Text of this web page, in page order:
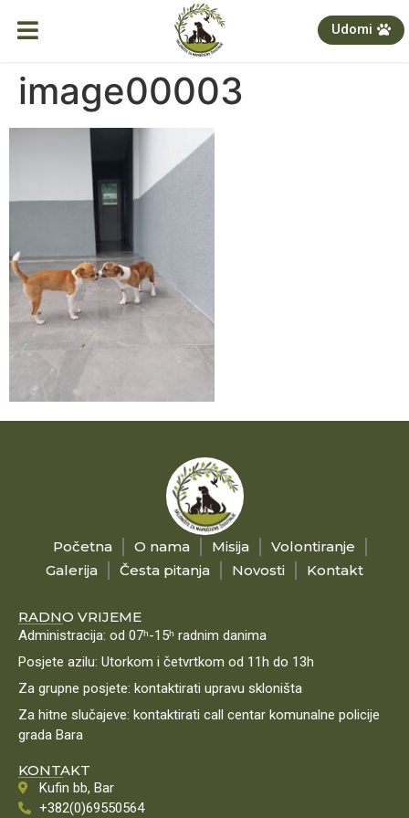
Udomi
image00003
Početna O nama Misija
Volontiranje
Galerija
Česta pitanja Novosti Kontakt
RADNO VRIJEME
Administracija: od 07ʰ-15ʰ radnim danima
Posjete azilu: Utorkom i četvrtkom od 11h do 13h
Za grupne posjete: kontaktirati upravu skloništa
Za hitne slučajeve: kontaktirati call centar komunalne policije
grada Bara
KONTAKT
Kufin bb, Bar
+382(0)69550564